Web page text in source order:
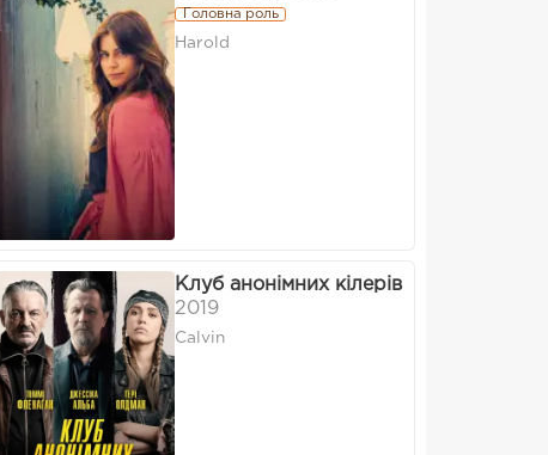
Головна роль
Harold
Клуб анонімних кілерів
2019
Calvin